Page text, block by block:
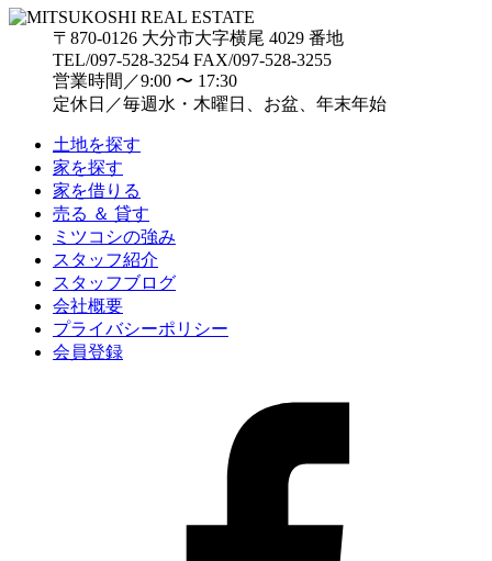
〒870-0126 大分市大字横尾 4029 番地
TEL/097-528-3254 FAX/097-528-3255
営業時間／9:00 〜 17:30
定休日／毎週水・木曜日、お盆、年末年始
土地を探す
家を探す
家を借りる
売る ＆ 貸す
ミツコシの強み
スタッフ紹介
スタッフブログ
会社概要
プライバシーポリシー
会員登録